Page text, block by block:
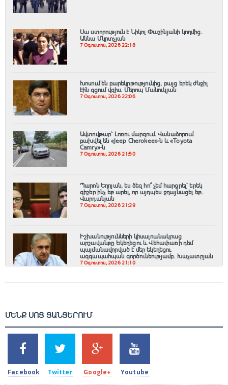
Սա ստորություն է Նիկոլ Փաշինյանի կողմից․
Աննա Մկրտչյան
7 Օգոստոս, 2026 22:18
Խոսում են բարեկրթությունից, բայց երեկ ժնջիլ
էին գցում վզիս. Մերոպ Մանուկյան
7 Օգոստոս, 2026 22:06
Ավտովթար՝ Լոռու մարզում․ Վանաձորում
բախվել են «Jeep Cherokee»-ն և «Toyota
Camry»-ն
7 Օգոստոս, 2026 21:50
Պարոն Եղոյան, ես ձեզ հո՞ չեմ հարցրել՝ երեկ
գիշեր ինչ եք արել, որ այդպես ջղայնացել եք.
Վարդանյան
7 Օգոստոս, 2026 21:29
Իշխանությունների կիսալուսնակրաց
արշավանքը Եկեղեցու և Վեհափառի դեմ
պայմանավորված է մեր եկեղեցու
ազգապահպան գործունեությամբ. Խաչատրյան
7 Օգոստոս, 2026 21:10
ՄԵՆՔ ՍՈՑ ՑԱՆՑԵՐՈՒՄ
2k
SHARES
Facebook
1.5k
TWEETS
Twitter
203
SHARES
Google+
620
SHARES
Youtube